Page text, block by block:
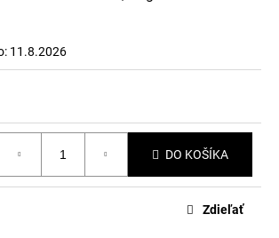
11.8.2026
DO KOŠÍKA
Zdieľať